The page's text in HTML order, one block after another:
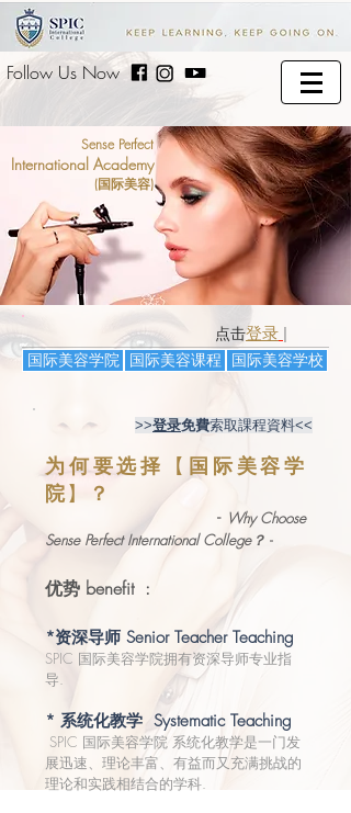
Follow Us Now
Sense Perfect
International Academy
(国际美容)
点击登录 |
国际美容课程
国际美容学院 国际美容学校
>>登录免費索取課程資料<<
为何要选择 【 国际美容学
院】 ？
- Why Choose
Sense Perfect International College？ -
优势 benefit :
*资深导师 Senior Teacher Teaching
SPIC 国际美容学院拥有资深导师专业指
导.
* 系统化教学 Systematic Teaching
SPIC 国际美容学院 系统化教学是一门发
展迅速、理论丰富、有益而又充满挑战的
理论和实践相结合的学科.